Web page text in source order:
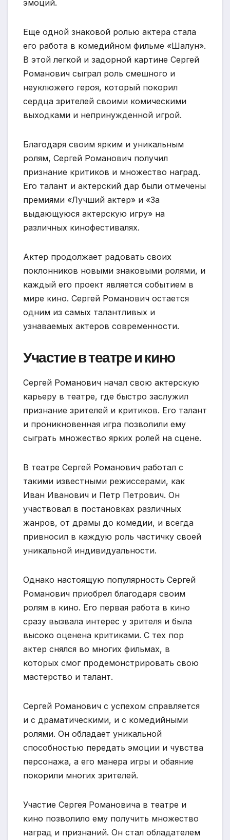
эмоций.
Еще одной знаковой ролью актера стала
его работа в комедийном фильме «Шалун».
В этой легкой и задорной картине Сергей
Романович сыграл роль смешного и
неуклюжего героя, который покорил
сердца зрителей своими комическими
выходками и непринужденной игрой.
Благодаря своим ярким и уникальным
ролям, Сергей Романович получил
признание критиков и множество наград.
Его талант и актерский дар были отмечены
премиями «Лучший актер» и «За
выдающуюся актерскую игру» на
различных кинофестивалях.
Актер продолжает радовать своих
поклонников новыми знаковыми ролями, и
каждый его проект является событием в
мире кино. Сергей Романович остается
одним из самых талантливых и
узнаваемых актеров современности.
Участие в театре и кино
Сергей Романович начал свою актерскую
карьеру в театре, где быстро заслужил
признание зрителей и критиков. Его талант
и проникновенная игра позволили ему
сыграть множество ярких ролей на сцене.
В театре Сергей Романович работал с
такими известными режиссерами, как
Иван Иванович и Петр Петрович. Он
участвовал в постановках различных
жанров, от драмы до комедии, и всегда
привносил в каждую роль частичку своей
уникальной индивидуальности.
Однако настоящую популярность Сергей
Романович приобрел благодаря своим
ролям в кино. Его первая работа в кино
сразу вызвала интерес у зрителя и была
высоко оценена критиками. С тех пор
актер снялся во многих фильмах, в
которых смог продемонстрировать свою
мастерство и талант.
Сергей Романович с успехом справляется
и с драматическими, и с комедийными
ролями. Он обладает уникальной
способностью передать эмоции и чувства
персонажа, а его манера игры и обаяние
покорили многих зрителей.
Участие Сергея Романовича в театре и
кино позволило ему получить множество
наград и признаний. Он стал обладателем